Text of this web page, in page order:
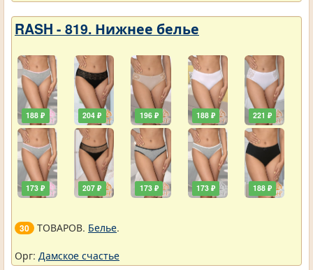
RASH - 819. Нижнее белье
188 ₽
173 ₽
204 ₽
207 ₽
196 ₽
173 ₽
188 ₽
173 ₽
221 ₽
188 ₽
30 ТОВАРОВ. Белье.
Орг: Дамское счастье